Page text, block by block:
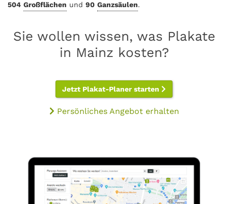
504 Großflächen und 90 Ganzsäulen.
Sie wollen wissen, was Plakate
in Mainz kosten?
Jetzt Plakat-Planer starten
Persönliches Angebot erhalten